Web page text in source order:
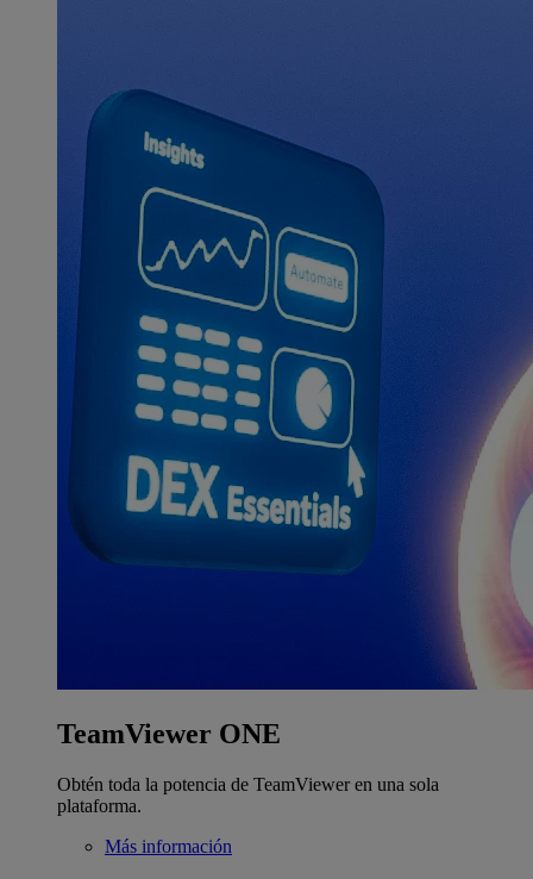
TeamViewer ONE
Obtén toda la potencia de TeamViewer en una sola
plataforma.
Más información